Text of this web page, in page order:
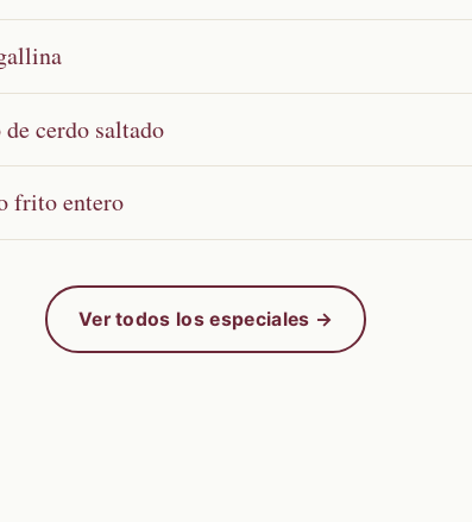
cerdo saltado
frito entero
Ver todos los especiales →